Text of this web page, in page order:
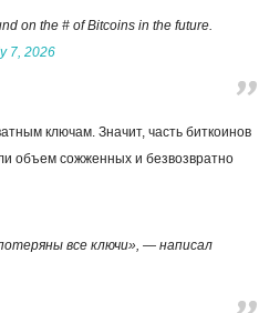
on the # of Bitcoins in the future.
7, 2026
ключам. Значит, часть биткоинов
объем сожженных и безвозвратно
все ключи», — написал